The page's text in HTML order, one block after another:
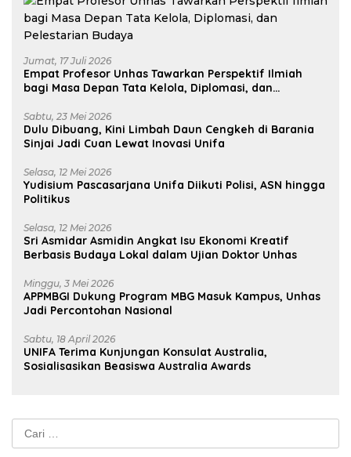
Jumat, 17 Juli 2026
Empat Profesor Unhas Tawarkan Perspektif Ilmiah
bagi Masa Depan Tata Kelola, Diplomasi, dan
Sabtu, 23 Mei 2026
Dulu Dibuang, Kini Limbah Daun Cengkeh di Barania
Sinjai Jadi Cuan Lewat Inovasi Unifa
Selasa, 12 Mei 2026
Yudisium Pascasarjana Unifa Diikuti Polisi, ASN hingga
Politikus
Selasa, 12 Mei 2026
Sri Asmidar Asmidin Angkat Isu Ekonomi Kreatif
Berbasis Budaya Lokal dalam Ujian Doktor Unhas
Minggu, 3 Mei 2026
APPMBGI Dukung Program MBG Masuk Kampus, Unhas
Jadi Percontohan Nasional
Sabtu, 18 April 2026
UNIFA Terima Kunjungan Konsulat Australia,
Sosialisasikan Beasiswa Australia Awards
Cari
untuk: